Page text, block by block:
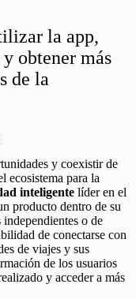
la app,
obtener más
de la
y coexistir de
ecosistema para la
inteligente líder en el
producto dentro de su
o de
de conectarse con
de viajes y sus
de los usuarios
y acceder a más